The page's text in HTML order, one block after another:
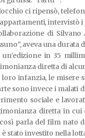
ci ripensò,
intervistò
di Silvano
aveva una durata
in 35
diretta di
infanzia, le misere
sono invece i malati
sociale e
diretta in
parla del film
stato investito nella